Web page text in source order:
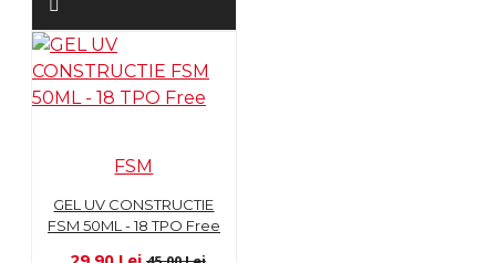
FSM
GEL UV CONSTRUCTIE
FSM 50ML - 18 TPO Free